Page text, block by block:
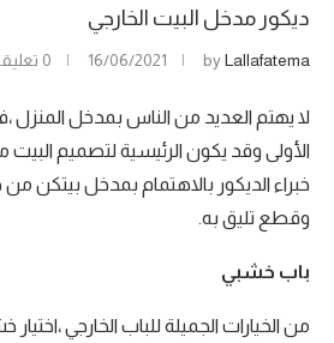
ديكور مدخل البيت الخارجي
byLallafatema
16/06/2021 0 تعليقات
لا يهتم العديد من الناس بمدخل المنزل
الأولى وقد يكون الرئيسية لتصميم
خبراء الديكور بالاهتمام بمدخل بيتكن من
وقطع تليق به.
باب خشبي
من الخيارات الجميلة للباب الخارجي